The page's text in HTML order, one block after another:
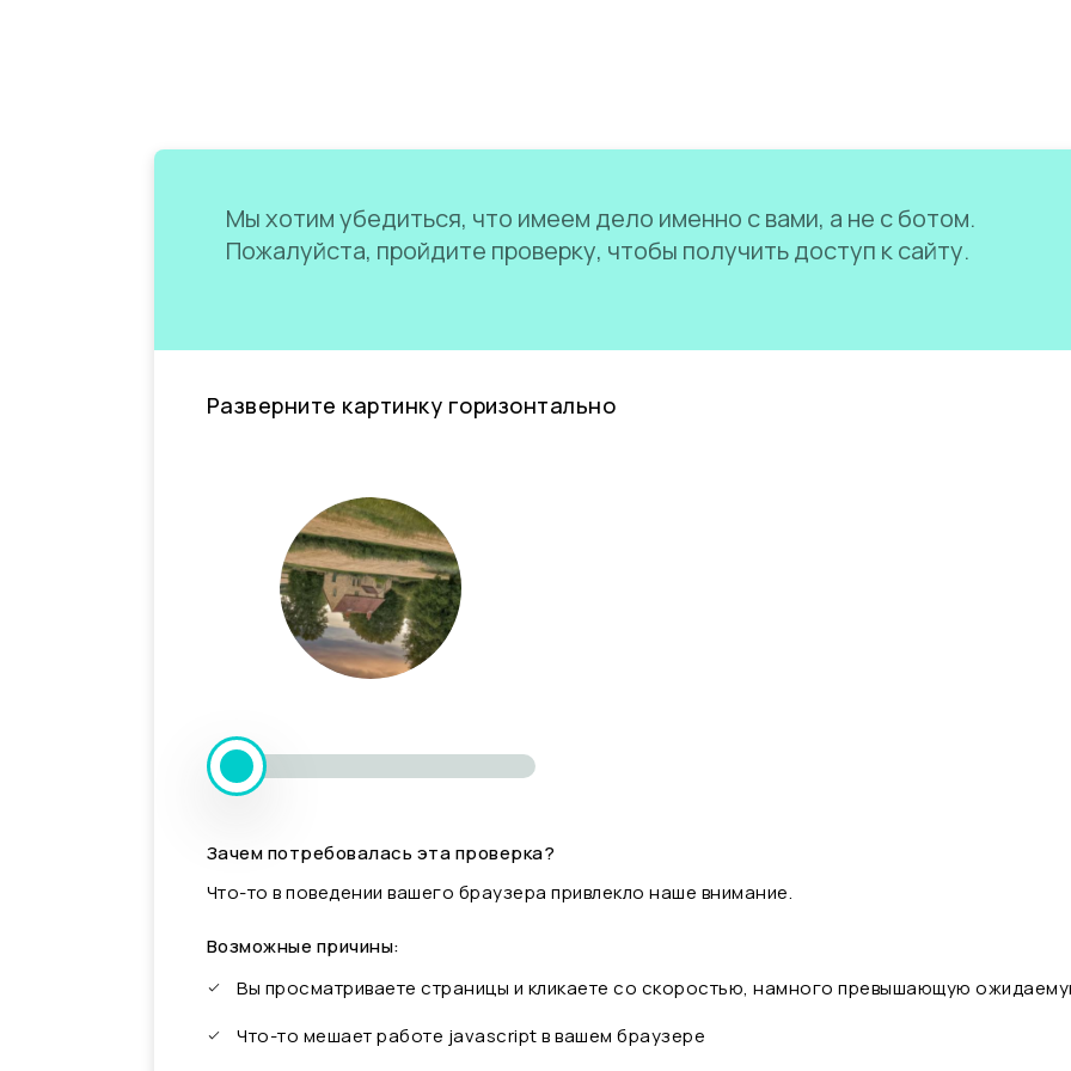
Мы хотим убедиться, что имеем дело именно с вами, а не с ботом.
Пожалуйста, пройдите проверку, чтобы получить доступ к сайту.
Разверните картинку горизонтально
Зачем потребовалась эта проверка?
Что-то в поведении вашего браузера привлекло наше внимание.
Возможные причины:
Вы просматриваете страницы и кликаете со скоростью, намного превышающую
Что-то мешает работе javascript в вашем браузере